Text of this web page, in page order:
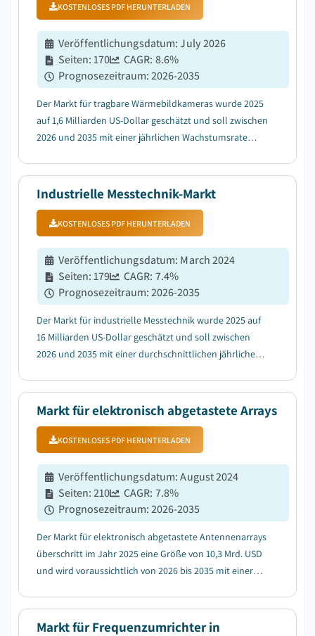
KOSTENLOSES PDF HERUNTERLADEN
Veröffentlichungsdatum:July 2026
Seiten:170 CAGR: 8.6%
Prognosezeitraum:2026-2035
Der Markt für tragbare Wärmebildkameras wurde 2025
auf 1,6 Milliarden US-Dollar geschätzt und soll zwischen
2026 und 2035 mit einer jährlichen Wachstumsrate
industriellen Anlagen zurückzuführen ist....
Industrielle Messtechnik-Markt
KOSTENLOSES PDF HERUNTERLADEN
Veröffentlichungsdatum: March 2024
Seiten:179 CAGR: 7.4%
Prognosezeitraum:2026-2035
Der Markt für industrielle Messtechnik wurde 2025 auf
16 Milliarden US-Dollar geschätzt und soll zwischen
2026 und 2035 mit einer durchschnittlichen jährlichen
Inspektion in der E-Auto- und Halbleiterfe...
Markt für elektronisch abgetastete Arrays
KOSTENLOSES PDF HERUNTERLADEN
Veröffentlichungsdatum:August 2024
Seiten:210 CAGR: 7.8%
Prognosezeitraum:2026-2035
Der Markt für elektronisch abgetastete Antennenarrays
überschritt im Jahr 2025 eine Größe von 10,3 Mrd. USD
und wird voraussichtlich von 2026 bis 2035 mit einer
Bereichen Raumfahrt, Satelliten und aufstr...
Markt für Frequenzumrichter in